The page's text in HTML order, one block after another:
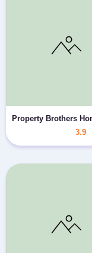
Property Brothers
3.9